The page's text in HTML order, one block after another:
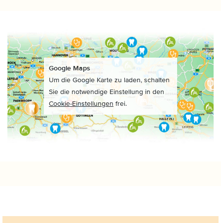
Google Maps
Um die Google Karte zu laden, schalten
Sie die notwendige Einstellung in den
Cookie-Einstellungen frei.